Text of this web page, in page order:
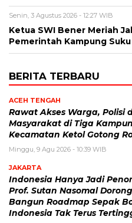
Senin, 3 Agustus 2026 - 12:27 WIB
Ketua SWI Bener Meriah
Pemerintah Kampung
BERITA TERBARU
ACEH TENGAH
Rawat Akses Warga, Polisi
Masyarakat di Tiga
Kecamatan Ketol Gotong
Minggu, 9 Agu 2026 - 10:39 WIB
JAKARTA
Indonesia Hanya Jadi
Prof. Sutan Nasomal
Bangun Roadmap Sepak
Indonesia Tak Terus